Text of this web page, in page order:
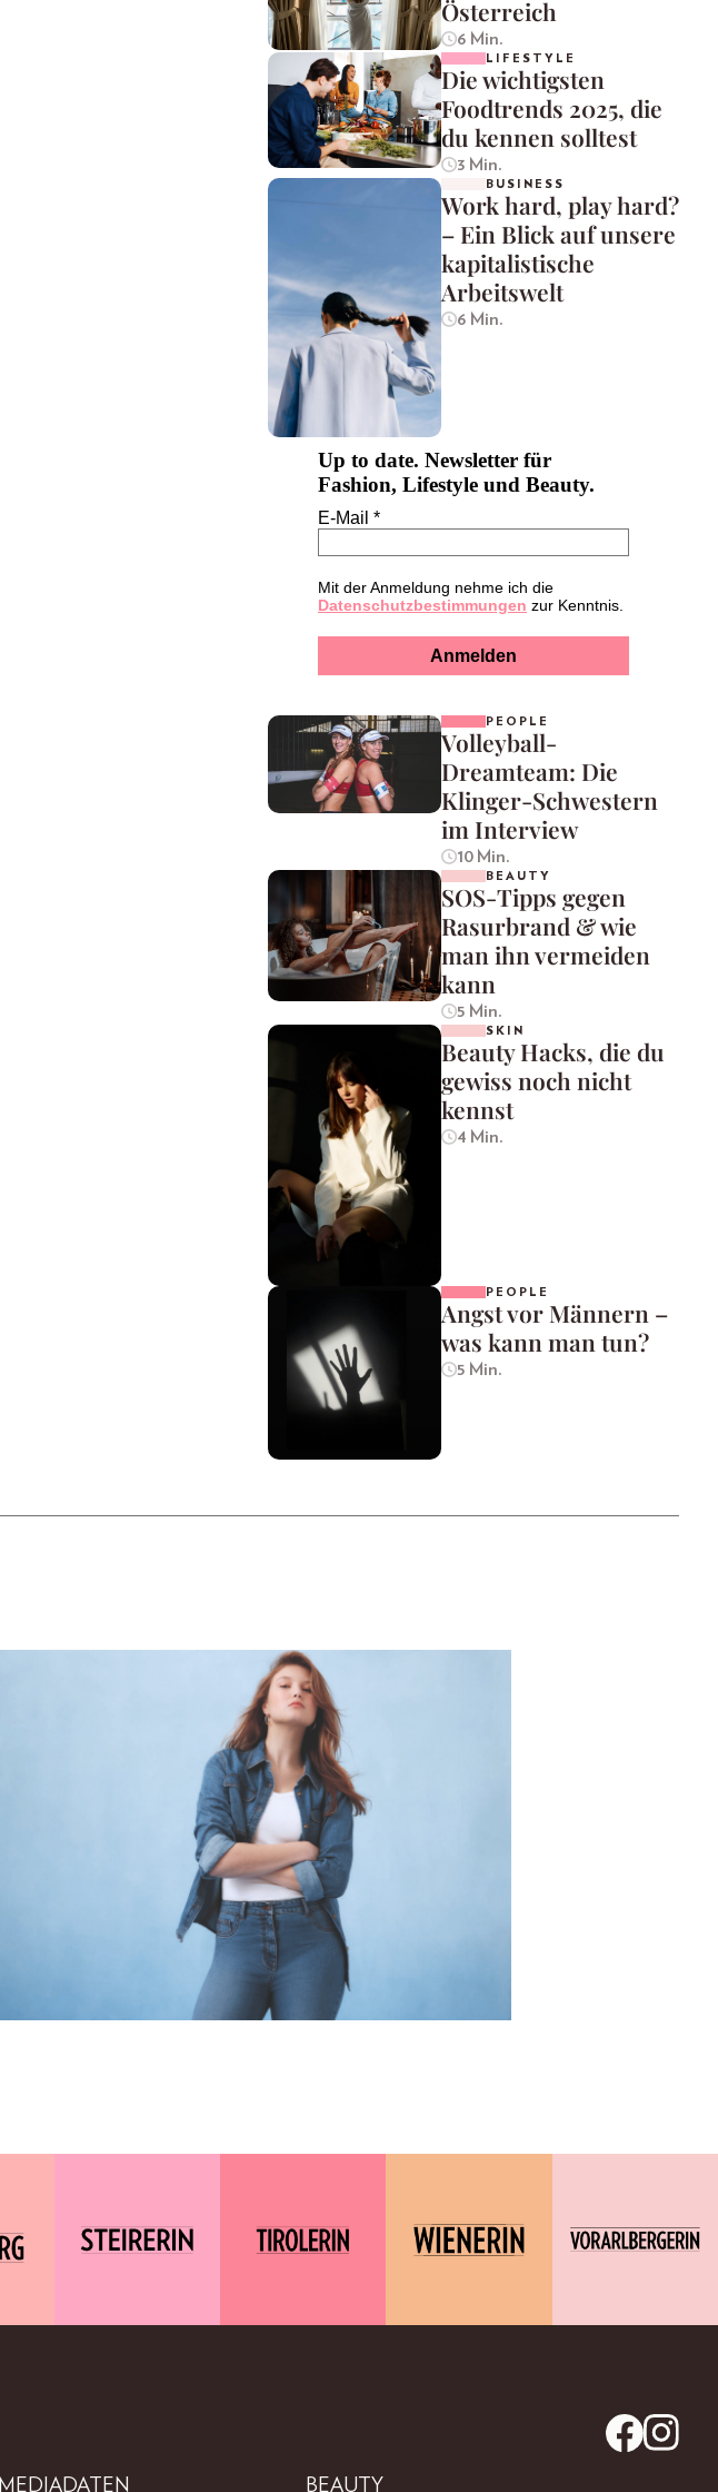
Österreich
6 Min.
LIFESTYLE
Die wichtigsten
Foodtrends 2025, die
du kennen solltest
3 Min.
BUSINESS
Work hard, play hard?
– Ein Blick auf unsere
kapitalistische
Arbeitswelt
6 Min.
PEOPLE
Volleyball-
Dreamteam: Die
Klinger-Schwestern
im Interview
10 Min.
BEAUTY
SOS-Tipps gegen
Rasurbrand & wie
man ihn vermeiden
kann
5 Min.
SKIN
Beauty Hacks, die du
gewiss noch nicht
kennst
4 Min.
PEOPLE
Angst vor Männern –
was kann man tun?
5 Min.
MEDIADATEN BEAUTY